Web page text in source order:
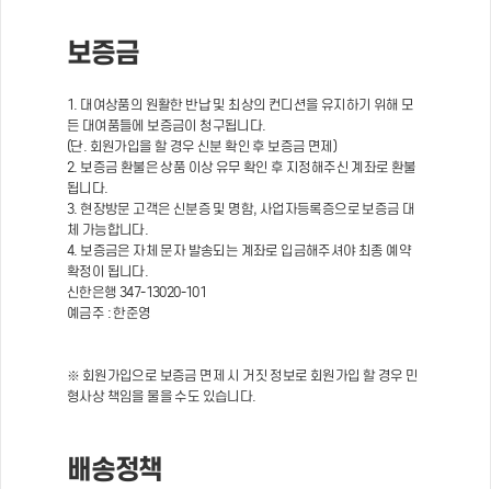
보증금
1. 대여상품의 원활한 반납 및 최상의 컨디션을 유지하기 위해 모
든 대여품들에 보증금이 청구됩니다.
(단. 회원가입을 할 경우 신분 확인 후 보증금 면제)
2. 보증금 환불은 상품 이상 유무 확인 후 지정해주신 계좌로 환불
됩니다.
3. 현장방문 고객은 신분증 및 명함, 사업자등록증으로 보증금 대
체 가능합니다.
4. 보증금은 자체 문자 발송되는 계좌로 입금해주셔야 최종 예약
확정이 됩니다.
신한은행 347-13020-101
예금주 : 한준영
※ 회원가입으로 보증금 면제 시 거짓 정보로 회원가입 할 경우 민
형사상 책임을 물을 수도 있습니다.
배송정책